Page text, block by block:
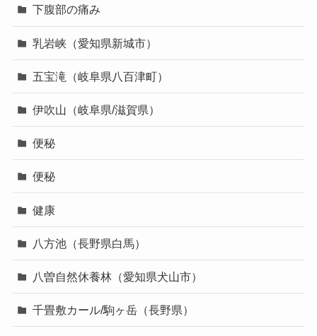
下腹部の痛み
乳岩峡（愛知県新城市）
五宝滝（岐阜県八百津町）
伊吹山（岐阜県/滋賀県）
便秘
便秘
健康
八方池（長野県白馬）
八曽自然休養林（愛知県犬山市）
千畳敷カール/駒ヶ岳（長野県）